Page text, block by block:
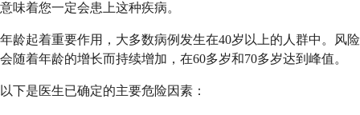
意味着您一定会患上这种疾病。
年龄起着重要作用，大多数病例发生在40岁以上的人群中。风险
会随着年龄的增长而持续增加，在60多岁和70多岁达到峰值。
以下是医生已确定的主要危险因素：